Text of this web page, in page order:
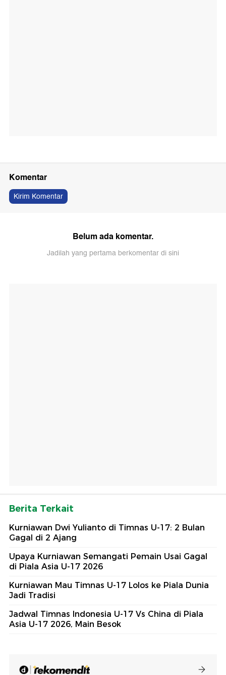
Komentar
Kirim Komentar
Belum ada komentar.
Jadilah yang pertama berkomentar di sini
Berita Terkait
Kurniawan Dwi Yulianto di Timnas U-17: 2 Bulan
Gagal di 2 Ajang
Upaya Kurniawan Semangati Pemain Usai Gagal
di Piala Asia U-17 2026
Kurniawan Mau Timnas U-17 Lolos ke Piala Dunia
Jadi Tradisi
Jadwal Timnas Indonesia U-17 Vs China di Piala
Asia U-17 2026, Main Besok